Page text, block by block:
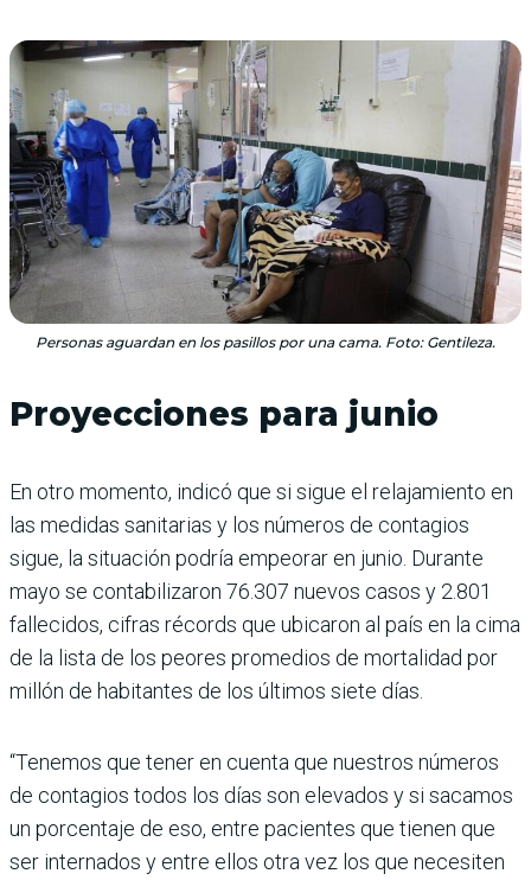
Personas aguardan en los pasillos por una cama. Foto: Gentileza.
Proyecciones para junio
En otro momento, indicó que si sigue el relajamiento en
las medidas sanitarias y los números de contagios
sigue, la situación podría empeorar en junio. Durante
mayo se contabilizaron 76.307 nuevos casos y 2.801
fallecidos, cifras récords que ubicaron al país en la cima
de la lista de los peores promedios de mortalidad por
millón de habitantes de los últimos siete días.
“Tenemos que tener en cuenta que nuestros números
de contagios todos los días son elevados y si sacamos
un porcentaje de eso, entre pacientes que tienen que
ser internados y entre ellos otra vez los que necesiten